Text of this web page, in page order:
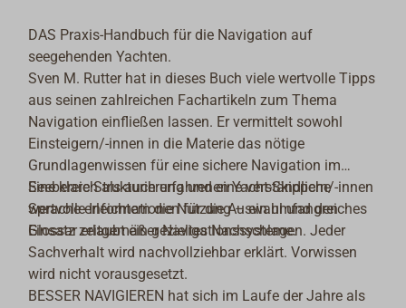
DAS Praxis-Handbuch für die Navigation auf
seegehenden Yachten.
Sven M. Rutter hat in dieses Buch viele wertvolle Tipps
aus seinen zahlreichen Fachartikeln zum Thema
Navigation einfließen lassen. Er vermittelt sowohl
Einsteigern/-innen in die Materie das nötige
Grundlagenwissen für eine sichere Navigation im
Seebereich als auch erfahrenen Yacht-Skippern/-innen
wertvolle Informationen für die Auswahl und den
Einsatz zeitgemäßer Navigationssysteme.
Eine klare Strukturierung und eine verständliche
Sprache erleichtern die Nutzung – ein umfangreiches
Glossar erlaubt ein gezieltes Nachschlagen. Jeder
Sachverhalt wird nachvollziehbar erklärt. Vorwissen
wird nicht vorausgesetzt.
BESSER NAVIGIEREN hat sich im Laufe der Jahre als